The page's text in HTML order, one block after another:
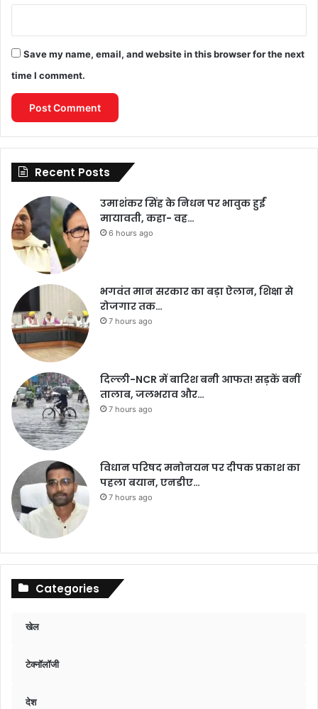
Save my name, email, and website in this browser for the next
time I comment.
Recent Posts
उमाशंकर सिंह के निधन पर भावुक हुईं
मायावती, कहा- वह…
6 hours ago
भगवंत मान सरकार का बड़ा ऐलान, शिक्षा से
रोजगार तक…
7 hours ago
दिल्ली-NCR में बारिश बनी आफत! सड़कें बनीं
तालाब, जलभराव और…
7 hours ago
विधान परिषद मनोनयन पर दीपक प्रकाश का
पहला बयान, एनडीए…
7 hours ago
Categories
खेल
टेक्नॉलॉजी
देश